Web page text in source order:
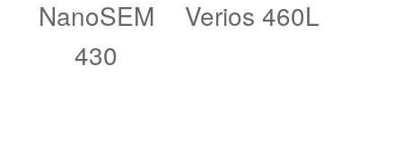
NanoSEM
430
Verios 460L